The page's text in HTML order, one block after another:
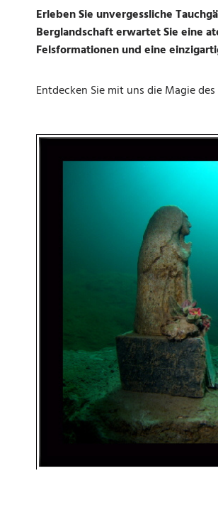
Erleben Sie unvergessliche
Berglandschaft erwartet Sie eine
Felsformationen und eine
Entdecken Sie mit uns die Magie